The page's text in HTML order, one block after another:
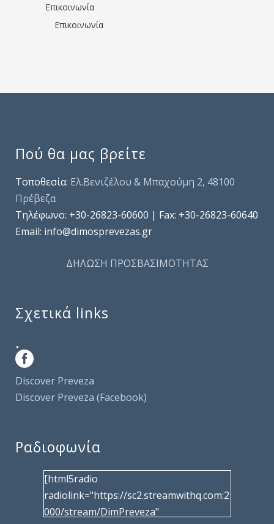
Επικοινωνία
Επικοινωνία
Πού θα μας βρείτε
Τοποθεσία: Ελ.Βενιζέλου & Μπαχούμη 2, 48100
Πρέβεζα
Τηλέφωνo: +30-26823-60600 | Fax: +30-26823-60640
Email: info@dimosprevezas.gr
ΔΗΛΩΣΗ ΠΡΟΣΒΑΣΙΜΟΤΗΤΑΣ
Σχετικά links
.
Discover Preveza
Discover Preveza (Facebook)
Ραδιοφωνία
[html5radio
radiolink="https://sc2.streamwithq.com:2
000/stream/DimPreveza"